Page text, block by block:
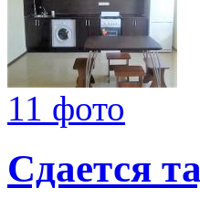
11 фото
Сдается